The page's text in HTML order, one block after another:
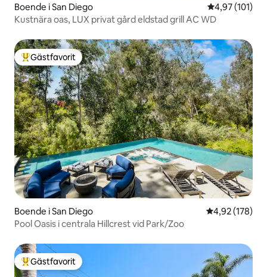
Boende i San Diego 4,97 av 5 i
4,97 (101)
Kustnära oas, LUX privat gård eldstad grill AC WD
Populär gästfavorit
Gästfavorit
Boende i San Diego 4,92 av 5 i
4,92 (178)
Pool Oasis i centrala Hillcrest vid Park/Zoo
Populär gästfavorit
Gästfavorit